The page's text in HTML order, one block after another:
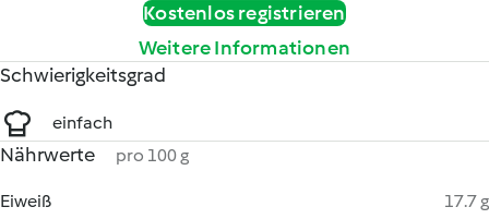
Kostenlos registrieren
Weitere Informationen
Schwierigkeitsgrad
einfach
Nährwerte pro 100 g
Eiweiß
17.7 g